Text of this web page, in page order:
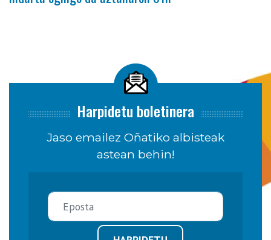
Harpidetu boletinera
Jaso emailez Oñatiko albisteak
astean behin!